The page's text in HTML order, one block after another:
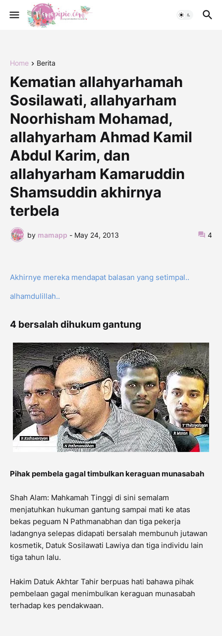
Home Berita
Kematian allahyarhamah
Sosilawati, allahyarham
Noorhisham Mohamad,
allahyarham Ahmad Kamil
Abdul Karim, dan
allahyarham Kamaruddin
Shamsuddin akhirnya
terbela
by mamapp - May 24, 2013 4
Akhirnye mereka mendapat balasan yang setimpal..
alhamdulillah..
4 bersalah dihukum gantung
Pihak pembela gagal timbulkan keraguan munasabah
Shah Alam: Mahkamah Tinggi di sini semalam
menjatuhkan hukuman gantung sampai mati ke atas
bekas peguam N Pathmanabhan dan tiga pekerja
ladangnya selepas didapati bersalah membunuh jutawan
kosmetik, Datuk Sosilawati Lawiya dan tiga individu lain
tiga tahun lalu.
Hakim Datuk Akhtar Tahir berpuas hati bahawa pihak
pembelaan gagal menimbulkan keraguan munasabah
terhadap kes pendakwaan.